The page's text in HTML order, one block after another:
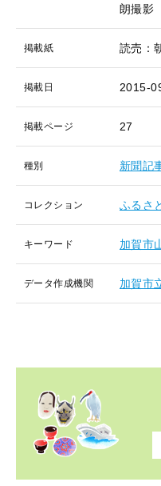
朗撮影
掲載紙 読売：
掲載日 2015-
掲載ページ 27
種別 新聞記
コレクション ふるさ
キーワード 加賀市
データ作成機関 加賀市